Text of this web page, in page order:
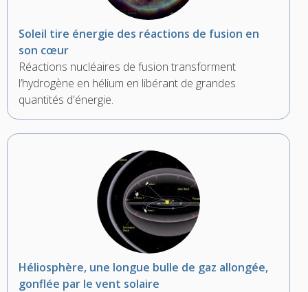
Soleil tire énergie des réactions de fusion en
son cœur
Réactions nucléaires de fusion transforment
l’hydrogène en hélium en libérant de grandes
quantités d'énergie.
Héliosphère, une longue bulle de gaz allongée,
gonflée par le vent solaire